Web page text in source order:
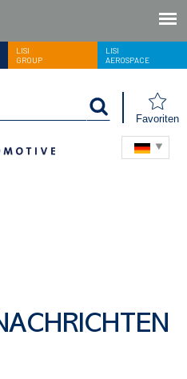
LISI
GROUP
LISI
AEROSPACE
Favoriten